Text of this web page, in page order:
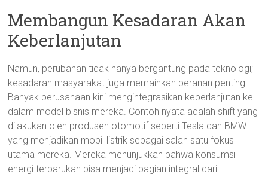
Membangun Kesadaran Akan
Keberlanjutan
Namun, perubahan tidak hanya bergantung pada teknologi;
kesadaran masyarakat juga memainkan peranan penting.
Banyak perusahaan kini mengintegrasikan keberlanjutan ke
dalam model bisnis mereka. Contoh nyata adalah shift yang
dilakukan oleh produsen otomotif seperti Tesla dan BMW
yang menjadikan mobil listrik sebagai salah satu fokus
utama mereka. Mereka menunjukkan bahwa konsumsi
energi terbarukan bisa menjadi bagian integral dari